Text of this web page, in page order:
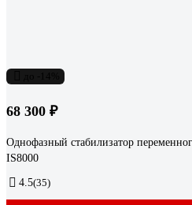
68 300 ₽
Однофазный стабилизатор
IS8000
4.5(35)